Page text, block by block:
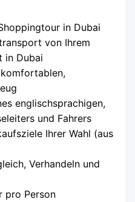
in Dubai
von Ihrem
in Dubai
komfortablen,
englischsprachigen,
und Fahrers
Ihrer Wahl (aus
Verhandeln und
pro Person